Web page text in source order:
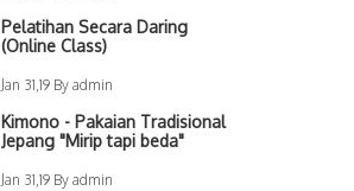
Pelatihan Secara Daring
(Online Class)
Jan 31,19 By admin
Kimono - Pakaian Tradisional
Jepang "Mirip tapi beda"
Jan 31,19 By admin